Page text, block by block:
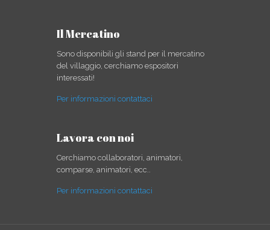
Il Mercatino
Sono disponibili gli stand per il mercatino
del villaggio, cerchiamo espositori
interessati!
Per informazioni contattaci
Lavora con noi
Cerchiamo collaboratori, animatori,
comparse, animatori, ecc..
Per informazioni contattaci